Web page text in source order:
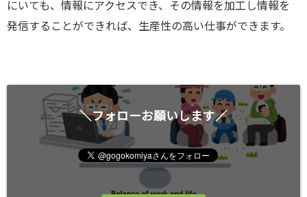
にいても、情報にアクセスでき、その情報を加工し情報を
発信することができれば、生産性の高い仕事ができます。
＼フォローお願いします／